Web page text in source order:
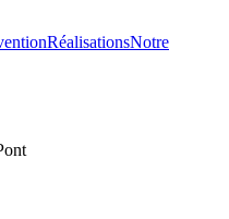
RéalisationsNotre